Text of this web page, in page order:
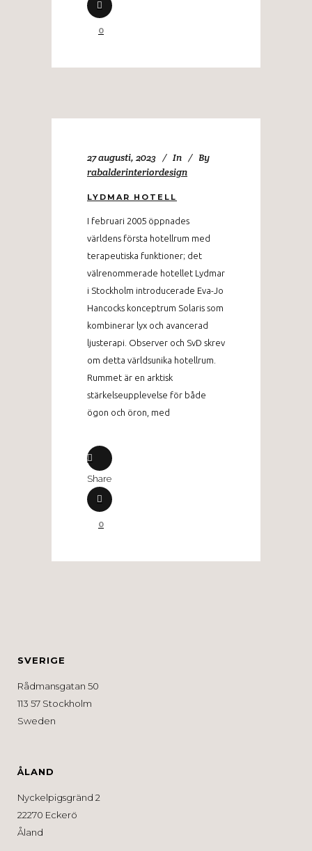
0
27 augusti, 2023 In
By
rabalderinteriordesign
LYDMAR HOTELL
I februari 2005 öppnades
världens första hotellrum med
terapeutiska funktioner; det
välrenommerade hotellet Lydmar
i Stockholm introducerade Eva-Jo
Hancocks konceptrum Solaris som
kombinerar lyx och avancerad
ljusterapi. Observer och SvD skrev
om detta världsunika hotellrum.
Rummet är en arktisk
stärkelseupplevelse för både
ögon och öron, med
Share
0
SVERIGE
Rådmansgatan 50
113 57 Stockholm
Sweden
ÅLAND
Nyckelpigsgränd 2
22270 Eckerö
Åland